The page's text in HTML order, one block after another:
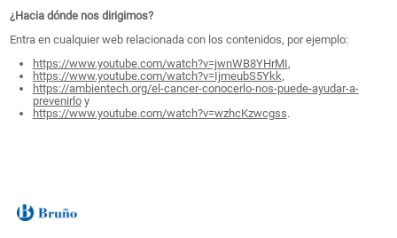
¿Hacia dónde nos dirigimos?
Entra en cualquier web relacionada con los contenidos, por ejemplo:
https://www.youtube.com/watch?v=jwnWB8YHrMI,
https://www.youtube.com/watch?v=IjmeubS5Ykk,
https://ambientech.org/el-cancer-conocerlo-nos-puede-ayudar-a-
prevenirloy
https://www.youtube.com/watch?v=wzhcKzwcgss.